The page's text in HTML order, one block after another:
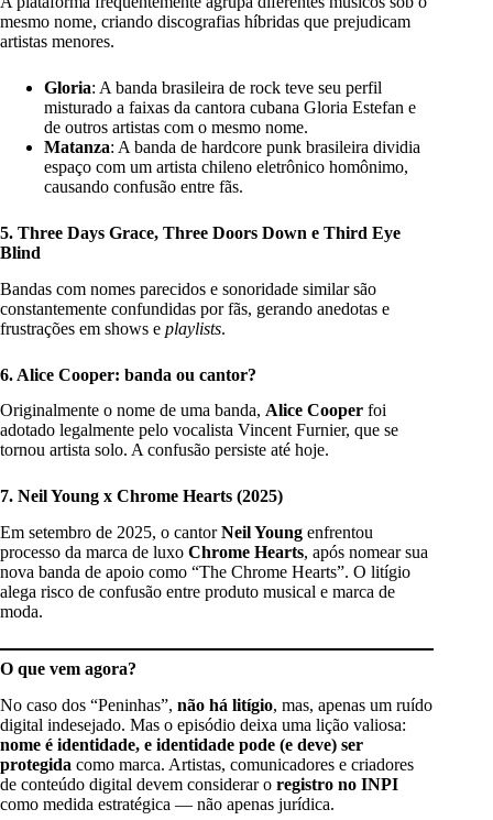
mesmo nome, criando discografias híbridas que prejudicam
artistas menores.
Gloria: A banda brasileira de rock teve seu perfil
misturado a faixas da cantora cubana Gloria Estefan e
de outros artistas com o mesmo nome.
Matanza: A banda de hardcore punk brasileira dividia
espaço com um artista chileno eletrônico homônimo,
causando confusão entre fãs.
5. Three Days Grace, Three Doors Down e Third Eye
Blind
Bandas com nomes parecidos e sonoridade similar são
constantemente confundidas por fãs, gerando anedotas e
frustrações em shows e playlists.
6. Alice Cooper: banda ou cantor?
Originalmente o nome de uma banda, Alice Cooper foi
adotado legalmente pelo vocalista Vincent Furnier, que se
tornou artista solo. A confusão persiste até hoje.
7. Neil Young x Chrome Hearts (2025)
Em setembro de 2025, o cantorNeil Young enfrentou
processo da marca de luxo Chrome Hearts, após nomear sua
nova banda de apoio como “The Chrome Hearts”. O litígio
alega risco de confusão entre produto musical e marca de
moda.
O que vem agora?
No caso dos “Peninhas”, não há litígio, mas, apenas um ruído
digital indesejado. Mas o episódio deixa uma lição valiosa:
nome é identidade, e identidade pode (e deve) ser
protegida como marca. Artistas, comunicadores e criadores
de conteúdo digital devem considerar o registro no INPI
como medida estratégica — não apenas jurídica.